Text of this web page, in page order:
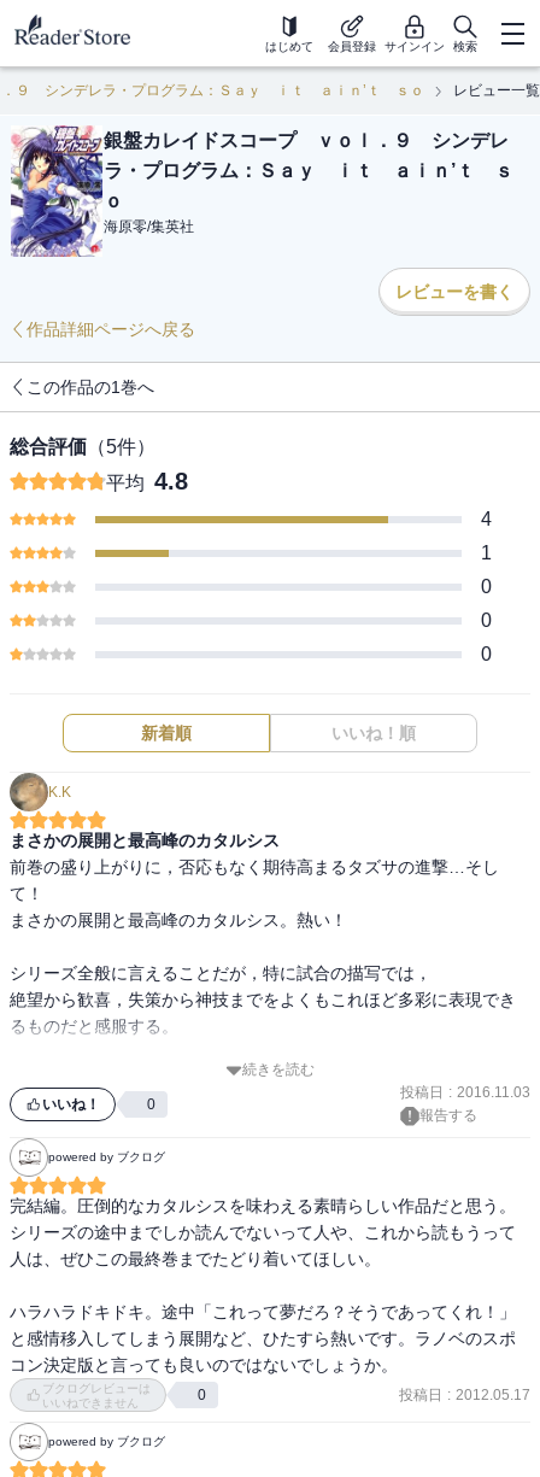
はじめて 会員登録 サインイン 検索
９ シンデレラ・プログラム：Ｓａｙ ｉｔ ａｉｎ’ｔ ｓｏ レビュー一覧
銀盤カレイドスコープ ｖｏｌ．９ シンデレ
ラ・プログラム：Ｓａｙ ｉｔ ａｉｎ’ｔ ｓ
ｏ
海原零/集英社
レビューを書く
作品詳細ページへ戻る
この作品の1巻へ
総合評価 （5件）
平均 4.8
4
1
0
0
0
新着順 いいね！順
K.K
まさかの展開と最高峰のカタルシス
前巻の盛り上がりに，否応もなく期待高まるタズサの進撃…そし
て！
まさかの展開と最高峰のカタルシス。熱い！
シリーズ全般に言えることだが，特に試合の描写では，
絶望から歓喜，失策から神技までをよくもこれほど多彩に表現でき
るものだと感服する。
友人にこの最終巻をおすすめされてから3年がかりで少しずつ読み進
めてきたが，
その甲斐あって余りある物語であった。最後を迎えて少し寂しい。
続きを読む
いいね！ 0
投稿日 : 2016.11.03
報告する
powered by ブクログ
完結編。圧倒的なカタルシスを味わえる素晴らしい作品だと思う。
シリーズの途中までしか読んでないって人や、これから読もうって
人は、ぜひこの最終巻までたどり着いてほしい。
ハラハラドキドキ。途中「これって夢だろ？そうであってくれ！」
と感情移入してしまう展開など、ひたすら熱いです。ラノベのスポ
コン決定版と言っても良いのではないでしょうか。
ブクログレビューは
いいねできません
0 投稿日 : 2012.05.17
powered by ブクログ